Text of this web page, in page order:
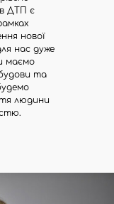
ДТП є
нової
нас дуже
маємо
та
людини